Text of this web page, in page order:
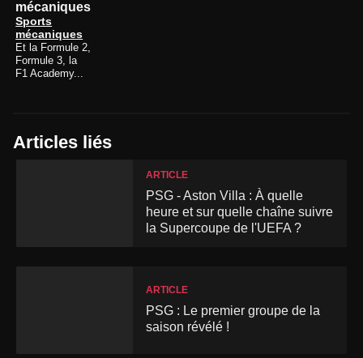
Sports
mécaniques
Et la Formule 2,
Formule 3, la
F1 Academy...
Articles liés
ARTICLE
PSG - Aston Villa : À quelle
heure et sur quelle chaîne suivre
la Supercoupe de l'UEFA ?
ARTICLE
PSG : Le premier groupe de la
saison révélé !